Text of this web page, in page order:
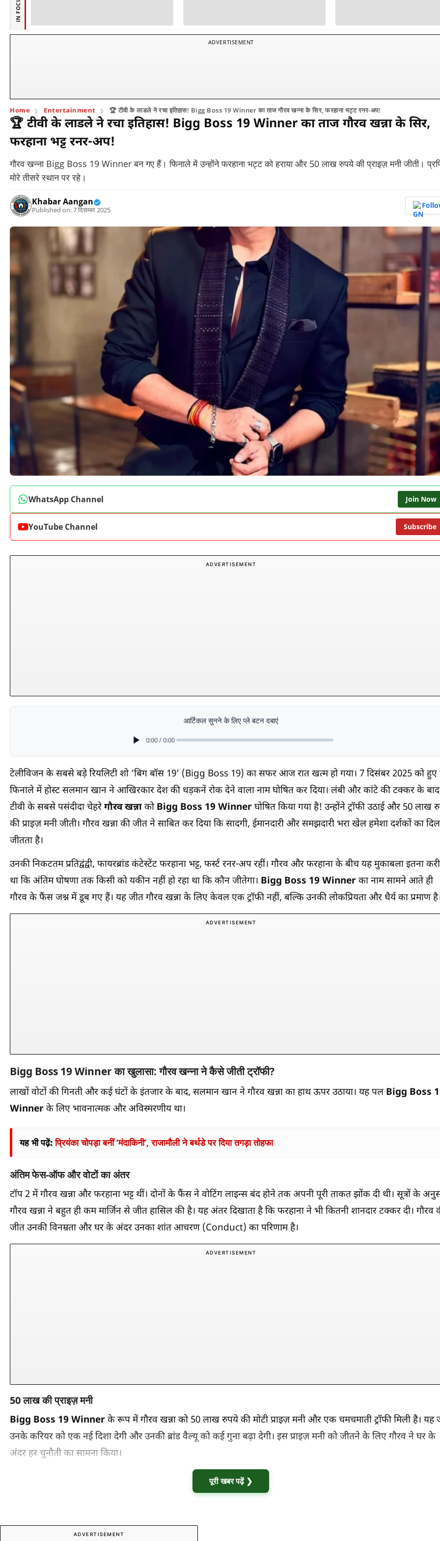
IN FOCUS
ADVERTISEMENT
Home Entertainment 🏆 टीवी के लाडले ने रचा इतिहास! Bigg Boss 19 Winner का ताज गौरव खन्ना के सिर, फरहाना भट्ट रनर-अप!
🏆 टीवी के लाडले ने रचा इतिहास! Bigg Boss 19 Winner का ताज गौरव खन्ना के सिर,
फरहाना भट्ट रनर-अप!
गौरव खन्ना Bigg Boss 19 Winner बन गए हैं। फिनाले में उन्होंने फरहाना भट्ट को हराया और 50 लाख रुपये की प्राइज़ मनी जीती।
मोरे तीसरे स्थान पर रहे।
Khabar Aangan
Published on: 7 दिसम्बर 2025
WhatsApp Channel Join Now
YouTube Channel Subscribe
ADVERTISEMENT
आर्टिकल सुनने के लिए प्ले बटन दबाएं
0:00 / 0:00
टेलीविजन के सबसे बड़े रियलिटी शो ‘बिग बॉस 19’ (Bigg Boss 19) का सफर आज रात खत्म हो गया। 7 दिसंबर 2025 को हुए
फिनाले में होस्ट सलमान खान ने आखिरकार देश की धड़कनें रोक देने वाला नाम घोषित कर दिया। लंबी और कांटे की टक्कर के
टीवी के सबसे पसंदीदा चेहरे गौरव खन्ना को Bigg Boss 19 Winner घोषित किया गया है! उन्होंने ट्रॉफी उठाई और 50 लाख
की प्राइज़ मनी जीती। गौरव खन्ना की जीत ने साबित कर दिया कि सादगी, ईमानदारी और समझदारी भरा खेल हमेशा दर्शकों का दिल
जीतता है।
उनकी निकटतम प्रतिद्वंद्वी, फायरब्रांड कंटेस्टेंट फरहाना भट्ट, फर्स्ट रनर-अप रहीं। गौरव और फरहाना के बीच यह मुकाबला इतना
था कि अंतिम घोषणा तक किसी को यकीन नहीं हो रहा था कि कौन जीतेगा। Bigg Boss 19 Winner का नाम सामने आते ही
गौरव के फैंस जश्न में डूब गए हैं। यह जीत गौरव खन्ना के लिए केवल एक ट्रॉफी नहीं, बल्कि उनकी लोकप्रियता और धैर्य का प्रमाण
ADVERTISEMENT
Bigg Boss 19 Winnerका खुलासा: गौरव खन्ना ने कैसे जीती ट्रॉफी?
लाखों वोटों की गिनती और कई घंटों के इंतजार के बाद, सलमान खान ने गौरव खन्ना का हाथ ऊपर उठाया। यह पल Bigg Boss
Winner के लिए भावनात्मक और अविस्मरणीय था।
यह भी पढ़ें:प्रियंका चोपड़ा बनीं ‘मंदाकिनी’, राजामौली ने बर्थडे पर दिया तगड़ा तोहफा
अंतिम फेस-ऑफ और वोटों का अंतर
टॉप 2 में गौरव खन्ना और फरहाना भट्ट थीं। दोनों के फैंस ने वोटिंग लाइन्स बंद होने तक अपनी पूरी ताकत झोंक दी थी। सूत्रों के
गौरव खन्ना ने बहुत ही कम मार्जिन से जीत हासिल की है। यह अंतर दिखाता है कि फरहाना ने भी कितनी शानदार टक्कर दी। गौरव
जीत उनकी विनम्रता और घर के अंदर उनका शांत आचरण (Conduct) का परिणाम है।
ADVERTISEMENT
50 लाख की प्राइज़ मनी
Bigg Boss 19 Winner के रूप में गौरव खन्ना को 50 लाख रुपये की मोटी प्राइज़ मनी और एक चमचमाती ट्रॉफी मिली है। यह
उनके करियर को एक नई दिशा देगी और उनकी ब्रांड वैल्यू को कई गुना बढ़ा देगी। इस प्राइज़ मनी को जीतने के लिए गौरव ने घर के
अंदर हर चुनौती का सामना किया।
पूरी खबर पढ़ें ❯
ADVERTISEMENT